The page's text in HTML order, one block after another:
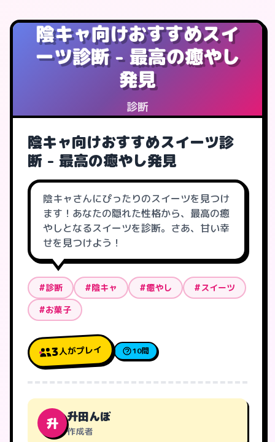
陰キャ向けおすすめスイ
ーツ診断 - 最高の癒やし
発見
診断
陰キャ向けおすすめスイーツ診
断 - 最高の癒やし発見
陰キャさんにぴったりのスイーツを見つけ
ます！あなたの隠れた性格から、最高の癒
やしとなるスイーツを診断。さあ、甘い幸
せを見つけよう！
#診断 #陰キャ #癒やし
#スイーツ
#お菓子
3人がプレイ 10問
升 升田んぼ
作成者